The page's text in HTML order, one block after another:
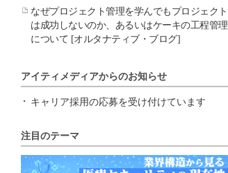
なぜプロジェクト管理を学んでもプロジェクト
は成功しないのか、あるいはケーキの工程管理
について [オルタナティブ・ブログ]
アイティメディアからのお知らせ
キャリア採用の応募を受け付けています
注目のテーマ